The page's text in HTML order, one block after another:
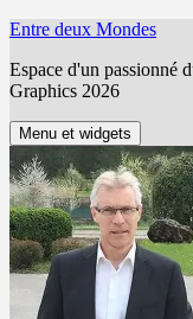
Aller
contenu
Entre deux Mondes
Espace d'un
Graphics 2026
Menu et widgets